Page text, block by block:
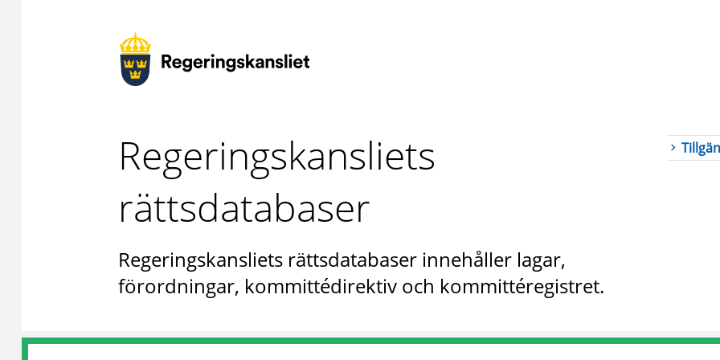
Regeringskansliets
rättsdatabaser
Regeringskansliets rättsdatabaser innehåller lagar,
förordningar, kommittédirektiv och kommittéregistret.